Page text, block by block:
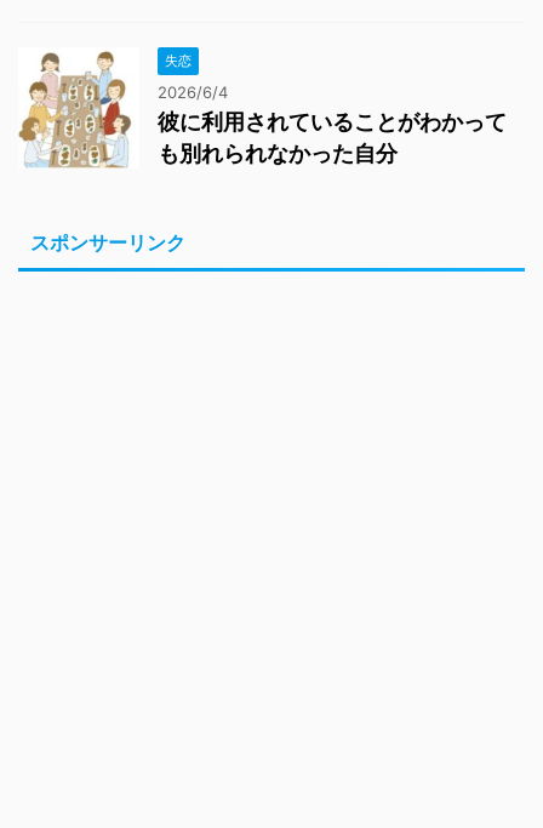
失恋
2026/6/4
彼に利用されていることがわかって
も別れられなかった自分
スポンサーリンク